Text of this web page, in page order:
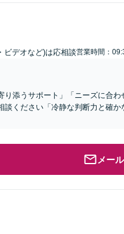
ビデオなど)は応相談営業時間：
り添うサポート」「ニーズに合
ください「冷静な判断力と確
メー